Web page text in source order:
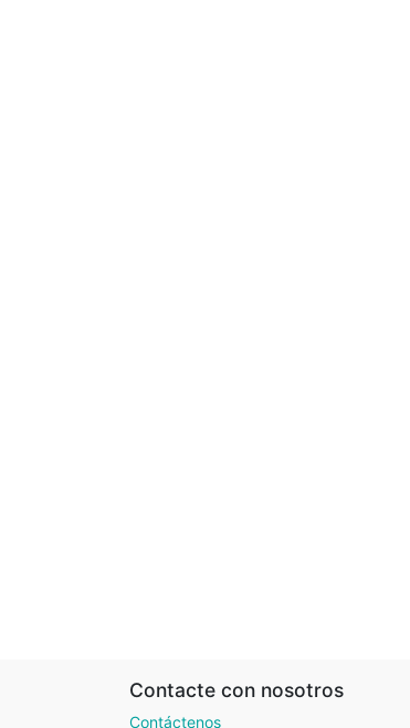
Contacte con nosotros
Contáctenos